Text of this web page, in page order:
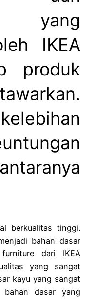
yang
IKEA
produk
berkualitas tinggi.
bahan dasar
dari IKEA
yang sangat
kayu yang sangat
bahan dasar yang